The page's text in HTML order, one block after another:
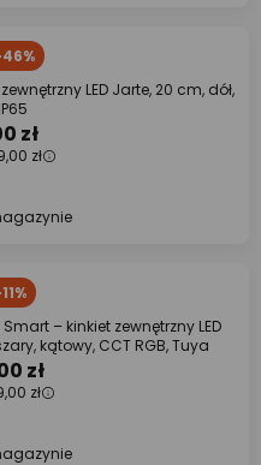
46%
LED Jarte, 20 cm, dół,
zł
zł
– kinkiet zewnętrzny LED
kątowy, CCT RGB, Tuya
zł
zł